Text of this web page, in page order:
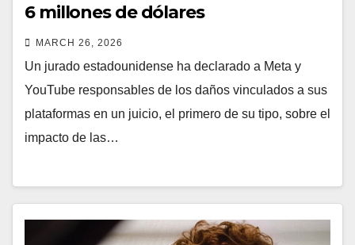
6 millones de dólares
MARCH 26, 2026
Un jurado estadounidense ha declarado a Meta y
YouTube responsables de los daños vinculados a sus
plataformas en un juicio, el primero de su tipo, sobre el
impacto de las…